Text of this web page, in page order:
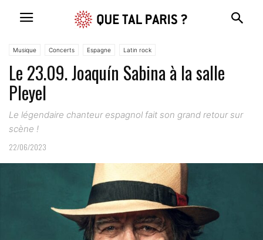
Musique Concerts Espagne Latin rock
Le 23.09. Joaquín Sabina à la salle
Pleyel
Le légendaire chanteur espagnol fait son grand retour sur
scène !
22/06/2023